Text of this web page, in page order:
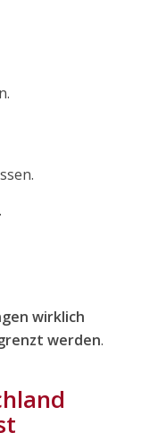
wirklich
werden.